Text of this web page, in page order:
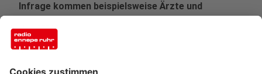
Infrage kommen beispielsweise Ärzte und
Hilfsorganisationen oder vom Privatanbietern.